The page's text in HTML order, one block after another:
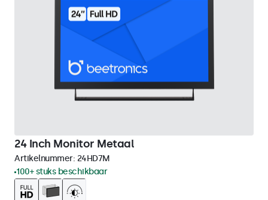
24 Inch Monitor Metaal
Artikelnummer: 24HD7M
100+ stuks beschikbaar